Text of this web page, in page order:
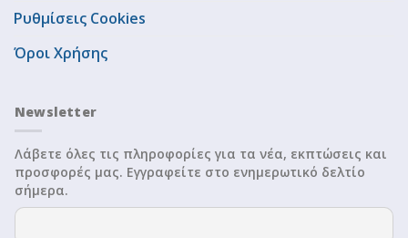
Ρυθμίσεις Cookies
Όροι Χρήσης
Newsletter
Λάβετε όλες τις πληροφορίες για τα νέα, εκπτώσεις και
προσφορές μας. Εγγραφείτε στο ενημερωτικό δελτίο
σήμερα.